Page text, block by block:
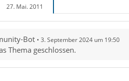
27. Mai. 2011
Bot 3. September 2024 um 19:50
Thema geschlossen.